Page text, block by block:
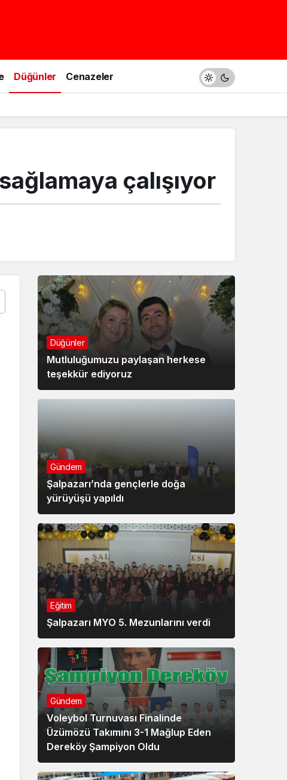
Düğünler Cenazeler
çalışıyor
Düğünler
Mutluluğumuzu paylaşan herkese
teşekkür ediyoruz
Gündem
Şalpazarı’nda gençlerle doğa
yürüyüşü yapıldı
Eğitim
Şalpazarı MYO 5. Mezunlarını verdi
Gündem
Voleybol Turnuvası Finalinde
Üzümözü Takımını 3-1 Mağlup Eden
Dereköy Şampiyon Oldu